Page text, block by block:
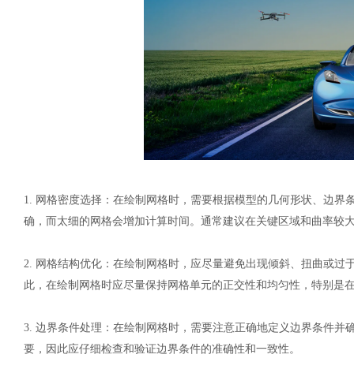
1. 网格密度选择：在绘制网格时，需要根据模型的几何形状、边
确，而太细的网格会增加计算时间。通常建议在关键区域和曲率较
2. 网格结构优化：在绘制网格时，应尽量避免出现倾斜、扭曲或
此，在绘制网格时应尽量保持网格单元的正交性和均匀性，特别是
3. 边界条件处理：在绘制网格时，需要注意正确地定义边界条件
要，因此应仔细检查和验证边界条件的准确性和一致性。